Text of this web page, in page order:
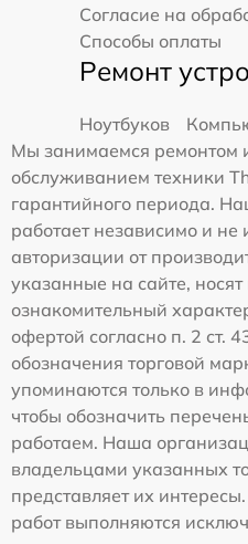
Согласие на
Способы оплаты
Ремонт
Ноутбуков
Мы занимаемся ремонтом
обслуживанием техники
гарантийного периода.
работает независимо и
авторизации от
указанные на сайте,
ознакомительный
офертой согласно п. 2 ст.
обозначения торговой
упоминаются только в
чтобы обозначить
работаем. Наша
владельцами указанных
представляет их
работ выполняются